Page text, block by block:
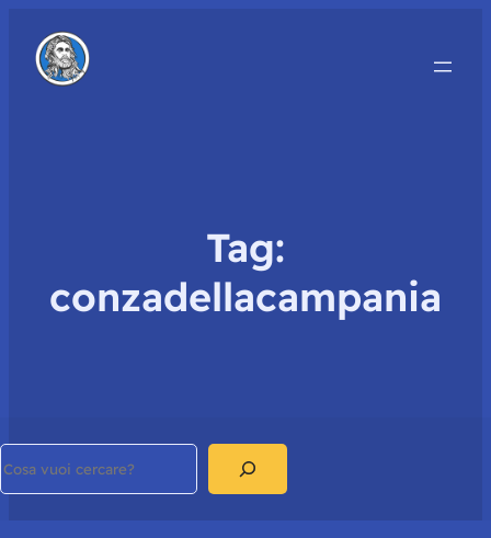
Tag:
conzadellacampania